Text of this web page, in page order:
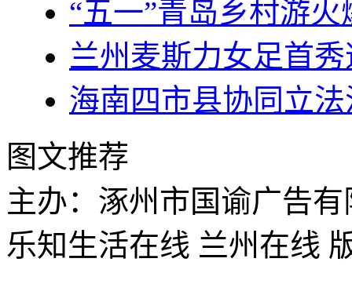
“五一”青岛乡村游火
兰州麦斯力女足首
海南四市县协同立
图文推荐
主办：涿州市国谕广告
乐知生活在线 兰州在线